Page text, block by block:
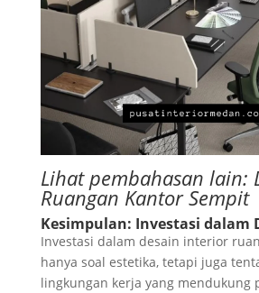
Lihat pembahasan lain:
Ruangan Kantor Sempit
Kesimpulan: Investasi dalam
Investasi dalam desain interior
hanya soal estetika, tetapi juga
lingkungan kerja yang mendukung